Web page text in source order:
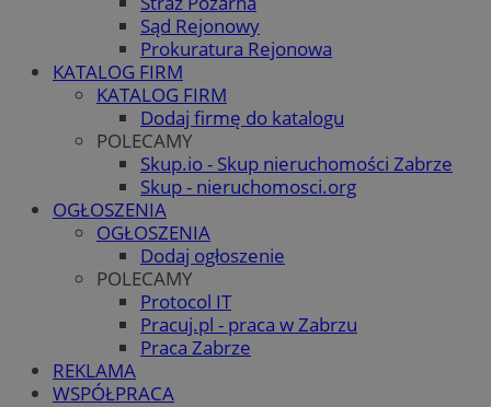
Sąd Rejonowy
Prokuratura Rejonowa
KATALOG FIRM
KATALOG FIRM
Dodaj firmę do katalogu
POLECAMY
Skup.io - Skup nieruchomości Zabrze
Skup - nieruchomosci.org
OGŁOSZENIA
OGŁOSZENIA
Dodaj ogłoszenie
POLECAMY
Protocol IT
Pracuj.pl - praca w Zabrzu
Praca Zabrze
REKLAMA
WSPÓŁPRACA